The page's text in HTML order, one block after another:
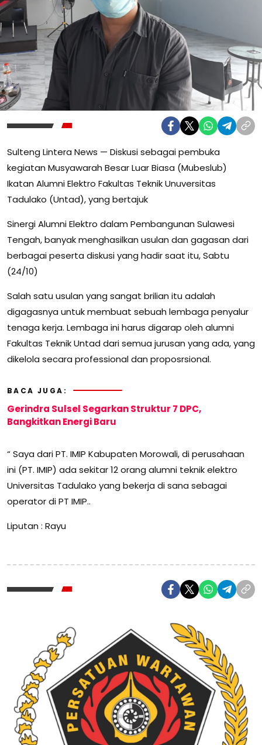
Sulteng Lintera News — Diskusi sebagai pembuka
kegiatan Musyawarah Besar Luar Biasa (Mubeslub)
Ikatan Alumni Elektro Fakultas Teknik Unuversitas
Tadulako (Untad), yang bertajuk
Sinergi Alumni Elektro dalam Pembangunan Sulawesi
Tengah, banyak menghasilkan usulan dan gagasan dari
berbagai peserta diskusi yang hadir saat itu, Sabtu
(24/10)
Salah satu usulan yang sangat brilian itu adalah
digagasnya untuk membuat sebuah lembaga penyalur
tenaga kerja. Lembaga ini harus digarap oleh alumni
Fakultas Teknik Untad dari semua jurusan yang ada, yang
dikelola secara professional dan proposrsional.
BACA JUGA:
Gerindra Sulsel Segarkan Struktur 7 DPC,
Bangkitkan Energi Baru
“ Saya dari PT. IMIP Kabupaten Morowali, di perusahaan
ini (PT. IMIP) ada sekitar 12 orang alumni teknik elektro
Universitas Tadulako yang bekerja di sana sebagai
operator di PT IMIP..
Liputan : Rayu